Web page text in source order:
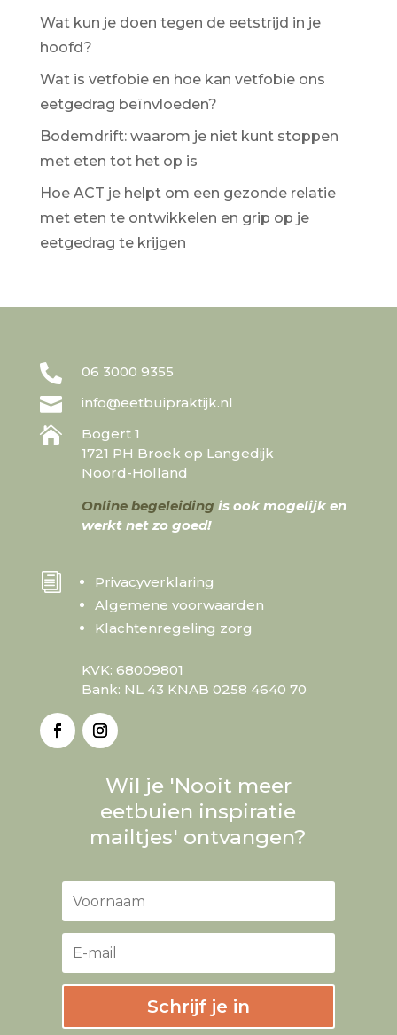
Wat kun je doen tegen de eetstrijd in je
hoofd?
Wat is vetfobie en hoe kan vetfobie ons
eetgedrag beïnvloeden?
Bodemdrift: waarom je niet kunt stoppen
met eten tot het op is
Hoe ACT je helpt om een gezonde relatie
met eten te ontwikkelen en grip op je
eetgedrag te krijgen
 06 3000 9355
 info@eetbuipraktijk.nl

Bogert 1
1721 PH Broek op Langedijk
Noord-Holland
Online begeleiding is ook mogelijk en
werkt net zo goed!
i
Privacyverklaring
Algemene voorwaarden
Klachtenregeling zorg
KVK: 68009801
Bank: NL 43 KNAB 0258 4640 70
Wil je 'Nooit meer
eetbuien inspiratie
mailtjes' ontvangen?
Schrijf je in